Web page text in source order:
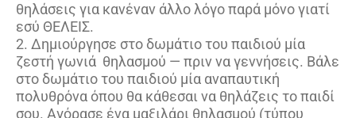
θηλάσεις για κανέναν άλλο λόγο παρά μόνο γιατί
εσύ ΘΕΛΕΙΣ.
2. Δημιούργησε στο δωμάτιο του παιδιού μία
ζεστή γωνιά θηλασμού — πριν να γεννήσεις. Βάλε
στο δωμάτιο του παιδιού μία αναπαυτική
πολυθρόνα όπου θα κάθεσαι να θηλάζεις το παιδί
σου. Αγόρασε ένα μαξιλάρι θηλασμού (τύπου